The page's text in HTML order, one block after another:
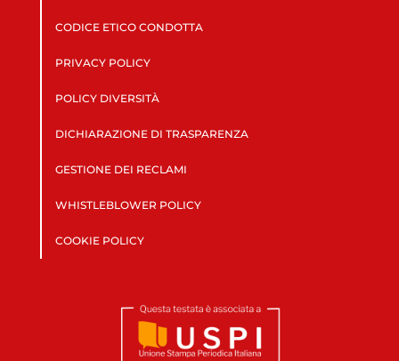
CODICE ETICO CONDOTTA
PRIVACY POLICY
POLICY DIVERSITÀ
DICHIARAZIONE DI TRASPARENZA
GESTIONE DEI RECLAMI
WHISTLEBLOWER POLICY
COOKIE POLICY